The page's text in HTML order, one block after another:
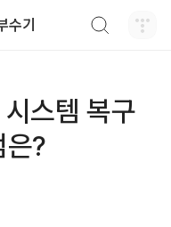
수기
스템 복구
은?